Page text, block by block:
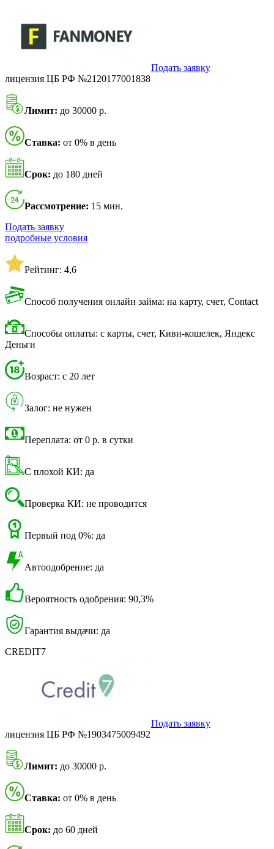
Подать заявку
лицензия ЦБ РФ №2120177001838
Лимит: до 30000 р.
Ставка: от 0% в день
Срок: до 180 дней
Рассмотрение: 15 мин.
Подать заявку
подробные условия
Рейтинг: 4,6
Способ получения онлайн займа: на карту, счет, Contact
Способы оплаты: с карты, счет, Киви-кошелек, Яндекс
Деньги
Возраст: с 20 лет
Залог: не нужен
Переплата: от 0 р. в сутки
С плохой КИ: да
Проверка КИ: не проводится
Первый под 0%: да
Автоодобрение: да
Вероятность одобрения: 90,3%
Гарантия выдачи: да
CREDIT7
Подать заявку
лицензия ЦБ РФ №1903475009492
Лимит: до 30000 р.
Ставка: от 0% в день
Срок: до 60 дней